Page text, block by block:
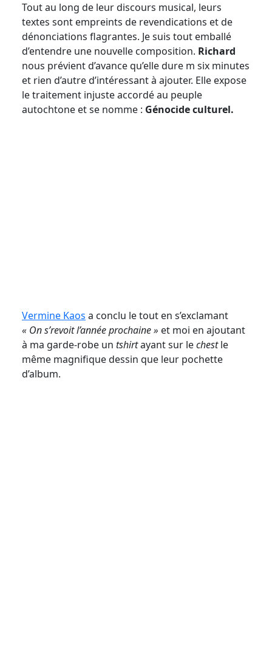
Tout au long de leur discours musical, leurs
textes sont empreints de revendications et de
dénonciations flagrantes. Je suis tout emballé
d’entendre une nouvelle composition. Richard
nous prévient d’avance qu’elle dure m six minutes
et rien d’autre d’intéressant à ajouter. Elle expose
le traitement injuste accordé au peuple
autochtone et se nomme : Génocide culturel.
Vermine Kaos a conclu le tout en s’exclamant
« On s’revoit l’année prochaine » et moi en ajoutant
à ma garde-robe un tshirtayant sur lechestle
même magnifique dessin que leur pochette
d’album.